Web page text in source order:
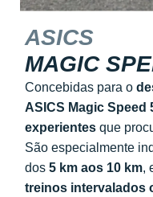
ASICS
MAGIC
Concebidas para o
ASICS Magic Speed
experientes que
São especialmente
dos 5 km aos 10 km,
treinos intervalados